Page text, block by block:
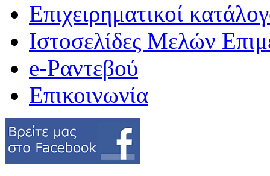
Επιχειρηματικοί
Ιστοσελίδες Μελών
e-Ραντεβού
Επικοινωνία